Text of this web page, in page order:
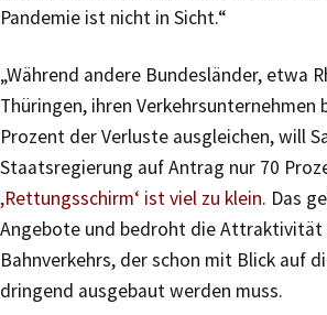
Pandemie ist nicht in Sicht.“
„Während andere Bundesländer, etwa
Thüringen, ihren Verkehrsunternehmen
Prozent der Verluste ausgleichen, will
Staatsregierung auf Antrag nur 70
,Rettungsschirm‘ ist viel zu klein. Das
Angebote und bedroht die Attraktivität
Bahnverkehrs, der schon mit Blick auf
dringend ausgebaut werden muss.